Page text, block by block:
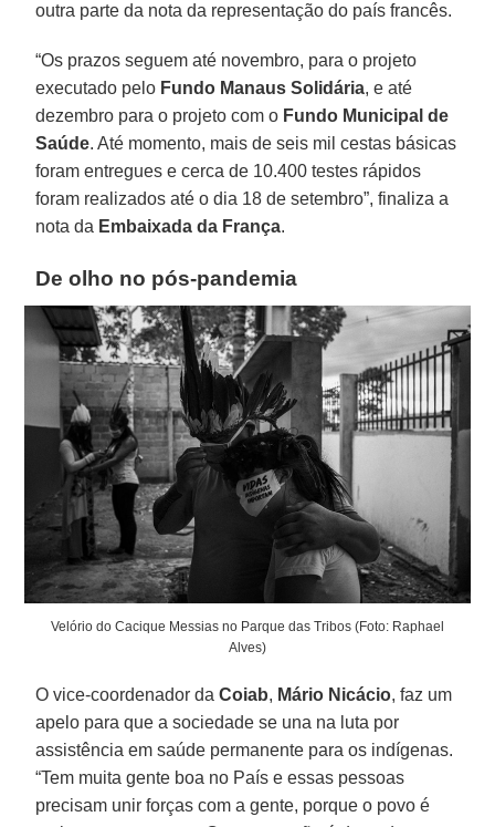
outra parte da nota da representação do país francês.
“Os prazos seguem até novembro, para o projeto
executado pelo Fundo Manaus Solidária, e até
dezembro para o projeto com o Fundo Municipal de
Saúde. Até momento, mais de seis mil cestas básicas
foram entregues e cerca de 10.400 testes rápidos
foram realizados até o dia 18 de setembro”, finaliza a
nota da Embaixada da França.
De olho no pós-pandemia
Velório do Cacique Messias no Parque das Tribos (Foto: Raphael
Alves)
O vice-coordenador daCoiab, Mário Nicácio, faz um
apelo para que a sociedade se una na luta por
assistência em saúde permanente para os indígenas.
“Tem muita gente boa no País e essas pessoas
precisam unir forças com a gente, porque o povo é